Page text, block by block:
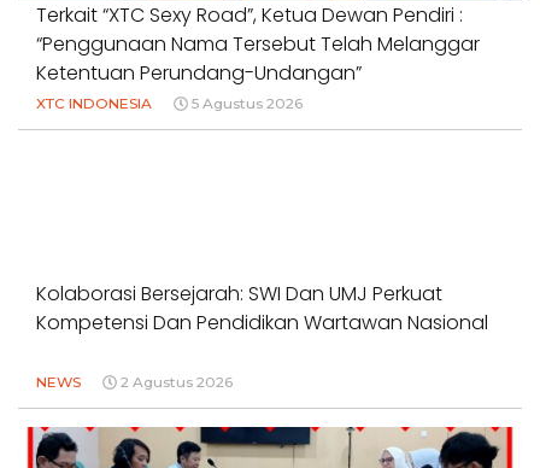
Terkait “XTC Sexy Road”, Ketua Dewan Pendiri :
“Penggunaan Nama Tersebut Telah Melanggar
Ketentuan Perundang-Undangan”
XTC INDONESIA 5 Agustus 2026
Kolaborasi Bersejarah: SWI Dan UMJ Perkuat
Kompetensi Dan Pendidikan Wartawan Nasional
NEWS 2 Agustus 2026